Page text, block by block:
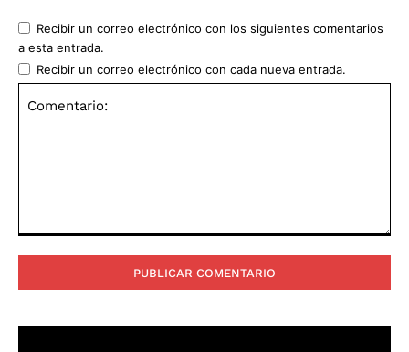
Recibir un correo electrónico con los siguientes comentarios
a esta entrada.
Recibir un correo electrónico con cada nueva entrada.